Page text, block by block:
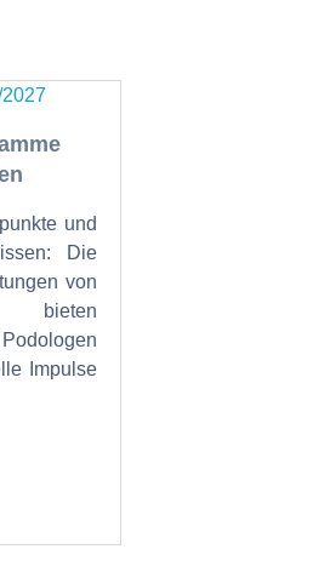
und
Die
von
bieten
Impulse